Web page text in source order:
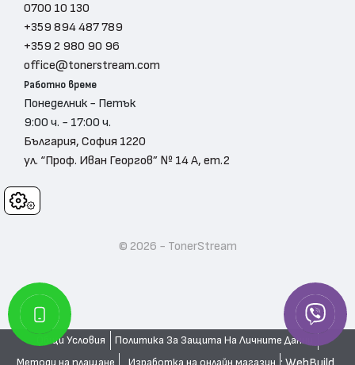
Cookies
0700 10 130
+359 894 487 789
+359 2 980 90 96
office@tonerstream.com
Работно време
Понеделник - Петък
9:00 ч. - 17:00 ч.
България, София 1220
ул. “Проф. Иван Георгов” № 14 А, ет.2
© 2026 - TonerStream
Общи Условия
Политика За Защита На Личните Данни
Методи на плащане
Изработка на онлайн магазин